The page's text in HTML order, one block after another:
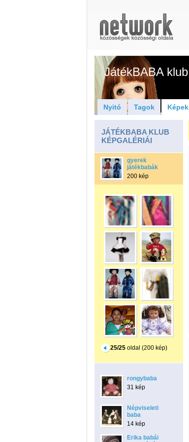
JátékBABA klub
Nyitó Tagok Képek
JÁTÉKBABA KLUB
KÉPGALÉRIÁI
gyerek
játékbabák
200 kép
25/25 oldal (200 kép)
rongybaba
31 kép
Népviseleti
baba
14 kép
Erika babái